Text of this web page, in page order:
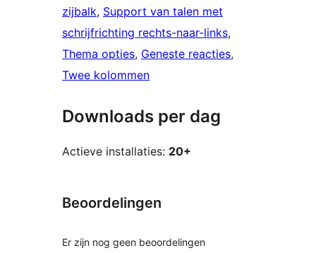
zijbalk, Support van talen met
schrijfrichting rechts-naar-links
Thema opties, Geneste reacties
Twee kolommen
Downloads per dag
Actieve installaties: 20+
Beoordelingen
Er zijn nog geen beoordelingen